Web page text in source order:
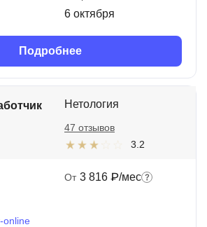
6 октября
Подробнее
Нетология
3.2
47 отзывов
online
От 3 816 ₽/мес